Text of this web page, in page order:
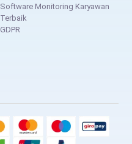
Software Monitoring Karyawan
Terbaik
GDPR